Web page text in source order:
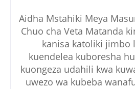
Aidha Mstahiki Meya
Chuo cha Veta Matanda
kanisa katoliki jimbo
kuendelea kuboresha
kuongeza udahili kwa
uwezo wa kubeba